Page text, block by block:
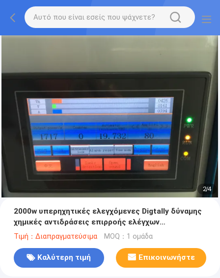
2/4
2000w υπερηχητικές ελεγχόμενες Digtally δύναμης
χημικές αντιδράσεις επιρροής ελέγχων
προαιρετικές
Τιμή：Διαπραγματεύσιμα MOQ：1 ομάδα
Καλύτερη τιμή Επικοινωνήστε